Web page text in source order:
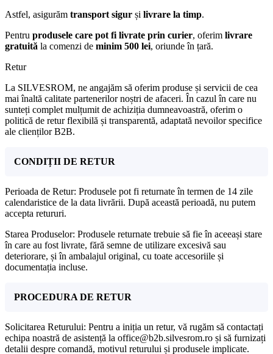
Astfel, asigurăm transport sigur și livrare la timp.
Pentru produsele care pot fi livrate prin curier, oferim livrare
gratuită la comenzi de minim 500 lei, oriunde în țară.
Retur
La SILVESROM, ne angajăm să oferim produse și servicii de cea
mai înaltă calitate partenerilor noștri de afaceri. În cazul în care nu
sunteți complet mulțumit de achiziția dumneavoastră, oferim o
politică de retur flexibilă și transparentă, adaptată nevoilor specifice
ale clienților B2B.
CONDIȚII DE RETUR
Perioada de Retur: Produsele pot fi returnate în termen de 14 zile
calendaristice de la data livrării. După această perioadă, nu putem
accepta retururi.
Starea Produselor: Produsele returnate trebuie să fie în aceeași stare
în care au fost livrate, fără semne de utilizare excesivă sau
deteriorare, și în ambalajul original, cu toate accesoriile și
documentația incluse.
PROCEDURA DE RETUR
Solicitarea Returului: Pentru a iniția un retur, vă rugăm să contactați
echipa noastră de asistență la office@b2b.silvesrom.ro și să furnizați
detalii despre comandă, motivul returului și produsele implicate.